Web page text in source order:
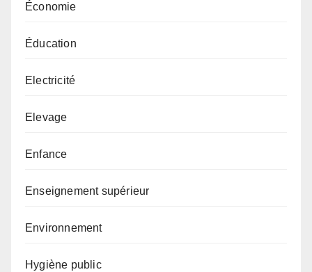
Économie
Éducation
Electricité
Elevage
Enfance
Enseignement supérieur
Environnement
Hygiène public